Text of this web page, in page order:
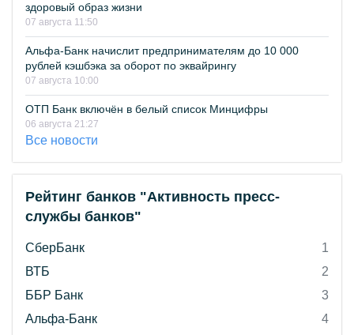
здоровый образ жизни
07 августа 11:50
Альфа-Банк начислит предпринимателям до 10 000
рублей кэшбэка за оборот по эквайрингу
07 августа 10:00
ОТП Банк включён в белый список Минцифры
06 августа 21:27
Все новости
Рейтинг банков "Активность пресс-
службы банков"
СберБанк
1
ВТБ
2
ББР Банк
3
Альфа-Банк
4